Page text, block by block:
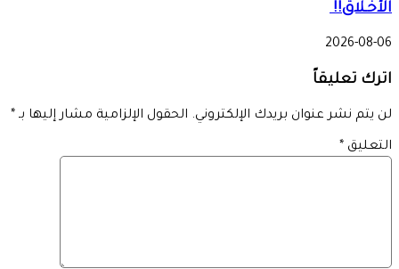
الأخـلاق!!
2026-08-06
اترك تعليقاً
لن يتم نشر عنوان بريدك الإلكتروني. الحقول الإلزامية مشار إليها بـ *
التعليق *